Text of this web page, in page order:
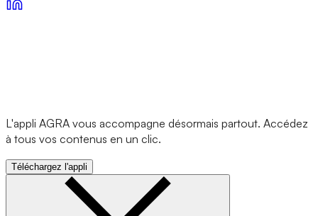
L'appli AGRA vous accompagne désormais partout. Accédez
à tous vos contenus en un clic.
Téléchargez l'appli